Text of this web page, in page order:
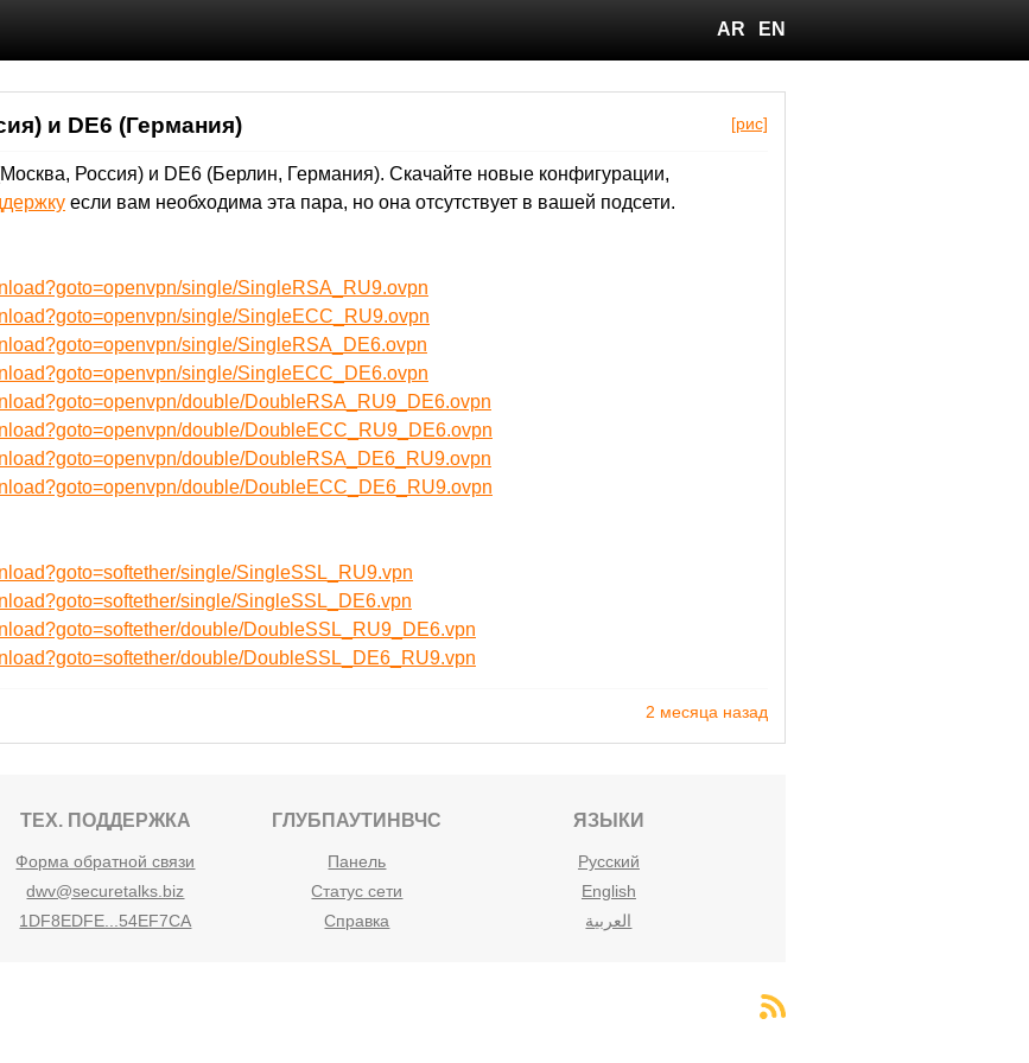
AR EN
[рис]
и DE6 (Германия)
Россия) и DE6 (Берлин, Германия). Скачайте новые конфигурации,
если вам необходима эта пара, но она отсутствует в вашей подсети.
single/SingleRSA_RU9.ovpn
single/SingleECC_RU9.ovpn
single/SingleRSA_DE6.ovpn
single/SingleECC_DE6.ovpn
double/DoubleRSA_RU9_DE6.ovpn
double/DoubleECC_RU9_DE6.ovpn
double/DoubleRSA_DE6_RU9.ovpn
double/DoubleECC_DE6_RU9.ovpn
single/SingleSSL_RU9.vpn
single/SingleSSL_DE6.vpn
double/DoubleSSL_RU9_DE6.vpn
double/DoubleSSL_DE6_RU9.vpn
2 месяца назад
ТЕХ. ПОДДЕРЖКА
Форма обратной связи
dwv@securetalks.biz
1DF8EDFE...54EF7CA
ГЛУБПАУТИНВЧС
Панель
Статус сети
Справка
ЯЗЫКИ
Русский
English
العربية